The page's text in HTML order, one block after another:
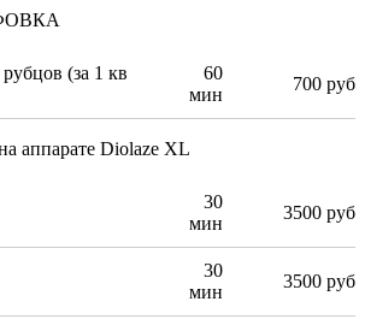
(за 1 кв
60
мин
700 руб
аппарате Diolaze XL
30
мин
3500 руб
30
мин
3500 руб